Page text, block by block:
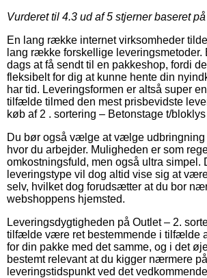
Vurderet til 4.3 ud af 5 stjerner baseret på
En lang række internet virksomheder
lang række forskellige leveringsmetoder.
dags at få sendt til en pakkeshop, fordi
fleksibelt for dig at kunne hente din
har tid. Leveringsformen er altså super
tilfælde tilmed den mest prisbevidste
køb af 2 . sortering – Betonstage t/
Du bør også vælge at vælge udbringning
hvor du arbejder. Muligheden er som
omkostningsfuld, men også ultra simpel.
leveringstype vil dog altid vise sig at
selv, hvilket dog forudsætter at du bor
webshoppens hjemsted.
Leveringsdygtigheden på Outlet – 2.
tilfælde være ret bestemmende i tilfælde
for din pakke med det samme, og i det
bestemt relevant at du kigger nærmere
leveringstidspunkt ved det